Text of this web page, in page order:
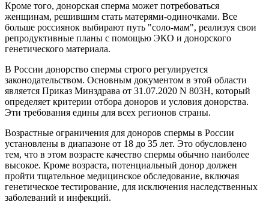
Кроме того, донорская сперма может потребоваться
женщинам, решившим стать матерями-одиночками. Все
больше россиянок выбирают путь "соло-мам", реализуя свои
репродуктивные планы с помощью ЭКО и донорского
генетического материала.
В России донорство спермы строго регулируется
законодательством. Основным документом в этой области
является Приказ Минздрава от 31.07.2020 N 803Н, который
определяет критерии отбора доноров и условия донорства.
Эти требования едины для всех регионов страны.
Возрастные ограничения для доноров спермы в России
установлены в диапазоне от 18 до 35 лет. Это обусловлено
тем, что в этом возрасте качество спермы обычно наиболее
высокое. Кроме возраста, потенциальный донор должен
пройти тщательное медицинское обследование, включая
генетическое тестирование, для исключения наследственных
заболеваний и инфекций.